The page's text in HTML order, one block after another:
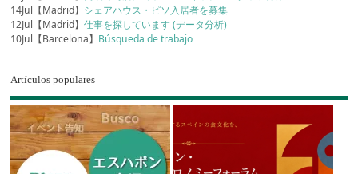
14Jul【Madrid】 シェアハウス・ピソ入居者を募集
12Jul【Madrid】仕事を探しています (データ分析)
10Jul【Barcelona】 Búsqueda de trabajo
Artículos populares